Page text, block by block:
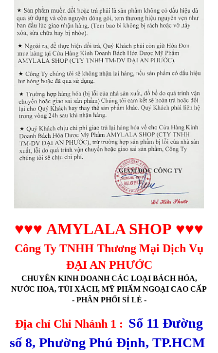
♥♥♥ AMYLALA SHOP ♥♥♥
Công Ty TNHH Thương Mại Dịch Vụ
ĐẠI AN PHƯỚC
CHUYÊN KINH DOANH CÁC LOẠI BÁCH HÓA,
NƯỚC HOA, TÚI XÁCH, MỸ PHẨM NGOẠI CAO CẤP
- PHÂN PHỐI SỈ LẺ -
Địa chỉ Chi Nhánh 1 : Số 11 Đường
số 8, Phường Phú Định, TP.HCM